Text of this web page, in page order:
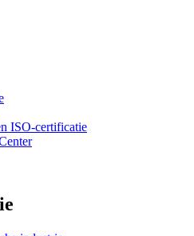
ISO-certificatie